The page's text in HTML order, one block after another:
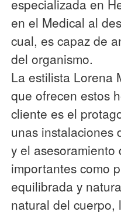
y el
importantes como
equilibrada y
natural del cuerpo,
estancia de la
experiencia única